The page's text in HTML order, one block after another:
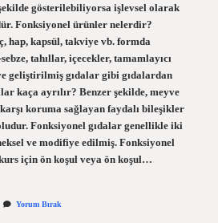
gösterilebiliyorsa işlevsel olarak
Fonksiyonel ürünler nelerdir?
hap, kapsül, takviye vb. formda
tahıllar, içecekler, tamamlayıcı
geliştirilmiş gıdalar gibi gıdalardan
kaça ayrılır? Benzer şekilde, meyve
koruma sağlayan faydalı bileşikler
Fonksiyonel gıdalar genellikle iki
ve modifiye edilmiş. Fonksiyonel
için ön koşul veya ön koşul…
Yorum Bırak